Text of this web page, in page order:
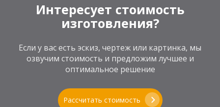
Интересует стоимость
изготовления?
Если у вас есть эскиз, чертеж или картинка, мы
озвучим стоимость и предложим лучшее и
оптимальное решение
Рассчитать стоимость